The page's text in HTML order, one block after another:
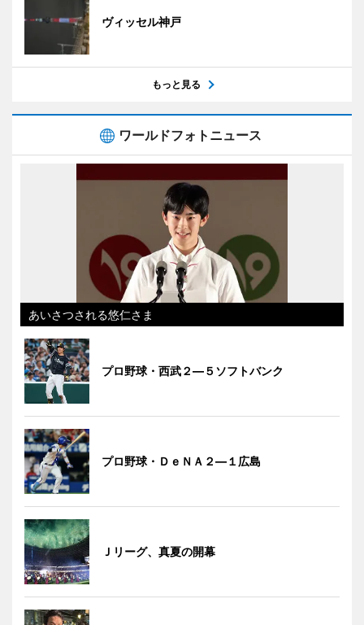
ヴィッセル神戸
もっと見る
ワールドフォトニュース
あいさつされる悠仁さま
プロ野球・西武２―５ソフトバンク
プロ野球・ＤｅＮＡ２―１広島
Ｊリーグ、真夏の開幕